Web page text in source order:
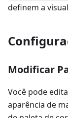
definem a
Modificar
Você pode
aparência de